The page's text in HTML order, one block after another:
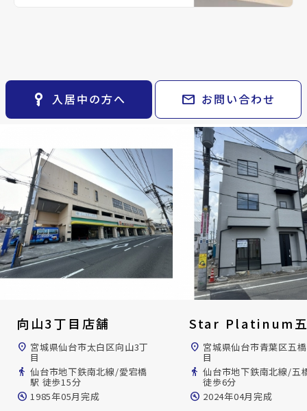
検索条件
閲覧履歴 keyboard_arrow_right
マイホームを考え始めたら keyboard_arrow_right
ご購入の流れ・諸費用 keyboard_arrow_right
open_in_new
key_vertical 入居中の方へ mail お問い合わせ
辺の物件
向山3丁目店舗
location_on 宮城県仙台市太白区向山3丁
目
directions_walk 仙台市地下鉄南北線/愛宕橋
駅 徒歩15分
build_circle 1985年05月完成
Star Platinum
location_on 宮城県仙台市青葉区五
目
directions_walk 仙台市地下鉄南北線/五
徒歩6分
build_circle 2024年04月完成